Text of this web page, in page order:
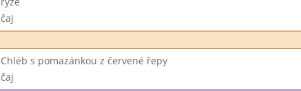
čaj
Chléb s pomazánkou z červené řepy
čaj